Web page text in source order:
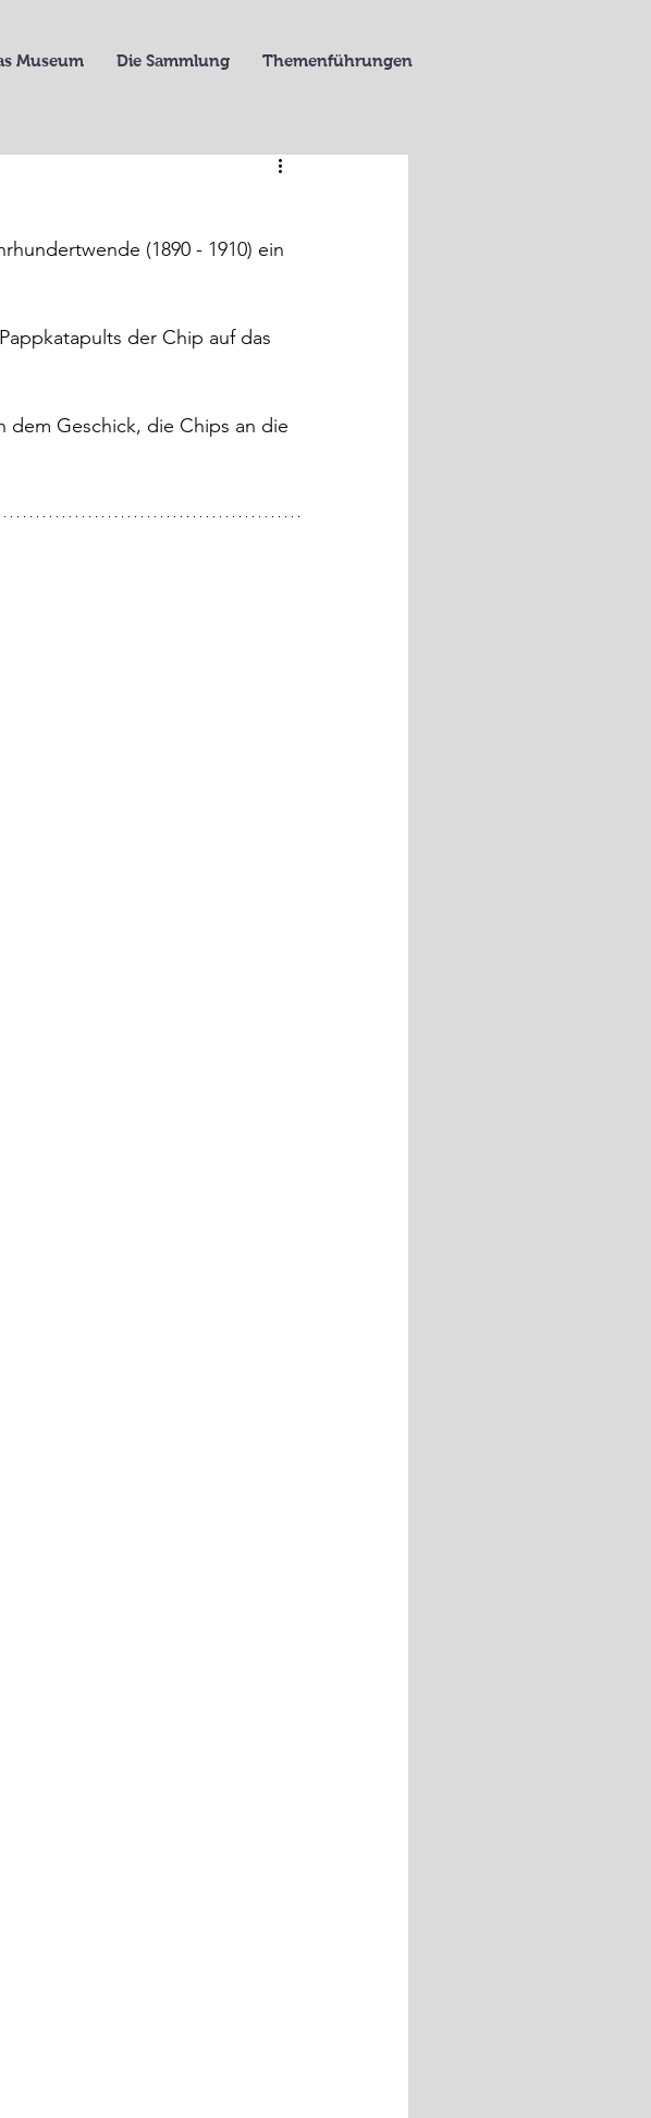
Museum Die Sammlung Themenführungen
(1890 - 1910) ein
der Chip auf das
Geschick, die Chips an die